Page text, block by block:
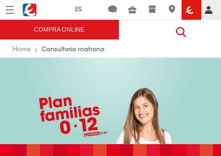
Menú Eroski
COMPRA ONLINE
Home Consultorio matrona